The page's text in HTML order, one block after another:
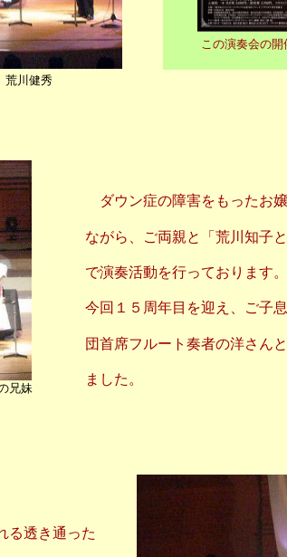
この演奏会の開
川健秀
妹
ダウン症の障害をもったお嬢
ながら、ご両親と「荒川知子
で演奏活動を行っております。
今回１５周年目を迎え、ご子
団首席フルート奏者の洋さん
ました。
透き通った